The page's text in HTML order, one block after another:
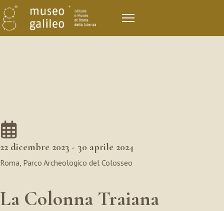
22 dicembre 2023 - 30 aprile 2024
Roma, Parco Archeologico del Colosseo
La Colonna Traiana